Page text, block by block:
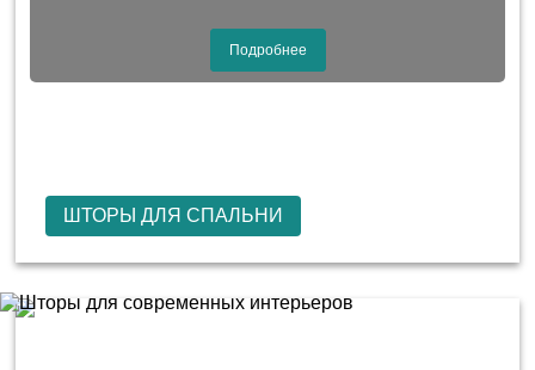
Подробнее
ШТОРЫ ДЛЯ СПАЛЬНИ